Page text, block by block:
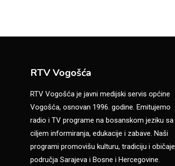
RTV Vogošća
RTV Vogošća je javni medijski servis općine
Vogošća, osnovan 1996. godine. Emitujemo
radio i TV programe na bosanskom jeziku sa
ciljem informiranja, edukacije i zabave. Naši
programi promovišu kulturu, tradiciju i običaje
područja Sarajeva i Bosne i Hercegovine.